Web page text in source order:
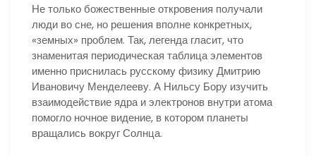
Не только божественные откровения получали
люди во сне, но решения вполне конкретных,
«земных» проблем. Так, легенда гласит, что
знаменитая периодическая таблица элементов
именно приснилась русскому физику Дмитрию
Ивановичу Менделееву. А Нильсу Бору изучить
взаимодействие ядра и электронов внутри атома
помогло ночное видение, в котором планеты
вращались вокруг Солнца.